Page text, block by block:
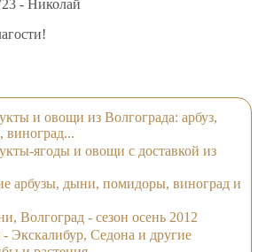
- Николай
и овощи из Волгограда: арбуз,
виноград...
ягоды и овощи с доставкой из
арбузы, дыни, помидоры, виноград и
Волгоград - сезон осень 2012
Экскалибур, Седона и другие